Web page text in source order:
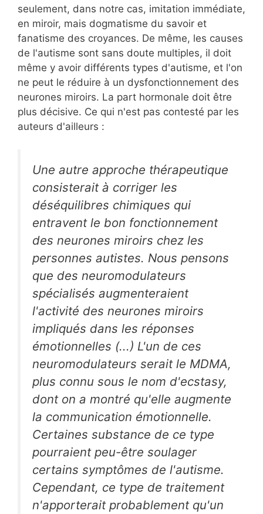
seulement, dans notre cas, imitation immédiate,
en miroir, mais dogmatisme du savoir et
fanatisme des croyances. De même, les causes
de l'autisme sont sans doute multiples, il doit
même y avoir différents types d'autisme, et l'on
ne peut le réduire à un dysfonctionnement des
neurones miroirs. La part hormonale doit être
plus décisive. Ce qui n'est pas contesté par les
auteurs d'ailleurs :
Une autre approche thérapeutique
consisterait à corriger les
déséquilibres chimiques qui
entravent le bon fonctionnement
des neurones miroirs chez les
personnes autistes. Nous pensons
que des neuromodulateurs
spécialisés augmenteraient
l'activité des neurones miroirs
impliqués dans les réponses
émotionnelles (...) L'un de ces
neuromodulateurs serait le MDMA,
plus connu sous le nom d'ecstasy,
dont on a montré qu'elle augmente
la communication émotionnelle.
Certaines substance de ce type
pourraient peu-être soulager
certains symptômes de l'autisme.
Cependant, ce type de traitement
n'apporterait probablement qu'un